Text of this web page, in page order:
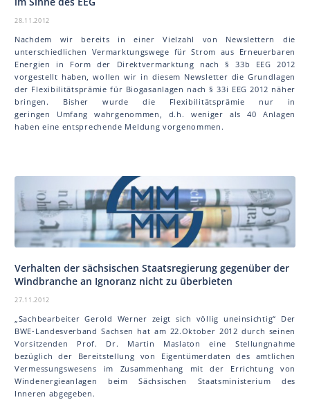
28.11.2012
Nachdem wir bereits in einer Vielzahl von Newslettern die
unterschiedlichen Vermarktungswege für Strom aus Erneuerbaren
Energien in Form der Direktvermarktung nach § 33b EEG 2012
vorgestellt haben, wollen wir in diesem Newsletter die Grundlagen
der Flexibilitätsprämie für Biogasanlagen nach § 33i EEG 2012 näher
bringen. Bisher wurde die Flexibilitätsprämie nur in
geringen Umfang wahrgenommen, d.h. weniger als 40 Anlagen
haben eine entsprechende Meldung vorgenommen.
Verhalten der sächsischen Staatsregierung gegenüber der
Windbranche an Ignoranz nicht zu überbieten
27.11.2012
„Sachbearbeiter Gerold Werner zeigt sich völlig uneinsichtig“ Der
BWE-Landesverband Sachsen hat am 22.Oktober 2012 durch seinen
Vorsitzenden Prof. Dr. Martin Mas la ton eine Stellungnahme
bezüglich der Bereitstellung von Eigentümerdaten des amtlichen
Vermessungswesens im Zusammenhang mit der Errichtung von
Windenergieanlagen beim Sächsischen Staatsministerium des
Inneren abgegeben.